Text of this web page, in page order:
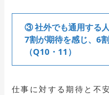
③ 社外でも通用する
7割が期待を感じ、6
（Q10・11）
仕事に対する期待と不